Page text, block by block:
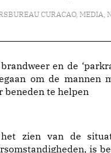
CURACAO,MEDIA,
en de
om de mannen
beneden te helpen
zien van de
is